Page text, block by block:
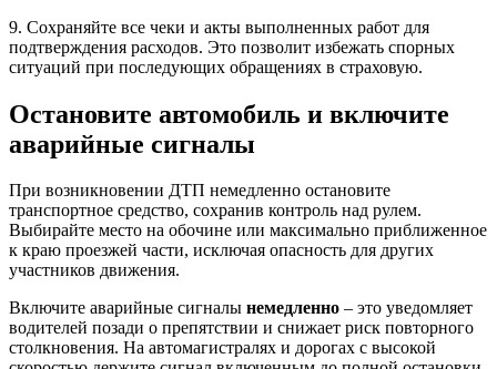
9. Сохраняйте все чеки и акты выполненных работ для
подтверждения расходов. Это позволит избежать спорных
ситуаций при последующих обращениях в страховую.
Остановите автомобиль и включите
аварийные сигналы
При возникновении ДТП немедленно остановите
транспортное средство, сохранив контроль над рулем.
Выбирайте место на обочине или максимально приближенное
к краю проезжей части, исключая опасность для других
участников движения.
Включите аварийные сигналы немедленно – это уведомляет
водителей позади о препятствии и снижает риск повторного
столкновения. На автомагистралях и дорогах с высокой